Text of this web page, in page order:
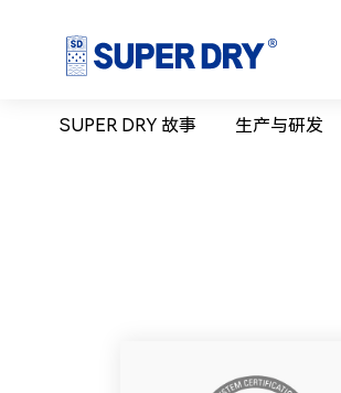
SUPER DRY 故事 生产与研发